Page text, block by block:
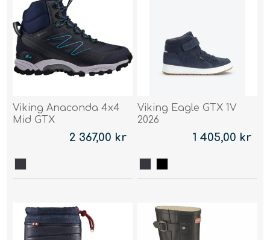
Viking Anaconda 4x4
Mid GTX
2 367,00 kr
Viking Eagle GTX 1V
2026
1 405,00 kr